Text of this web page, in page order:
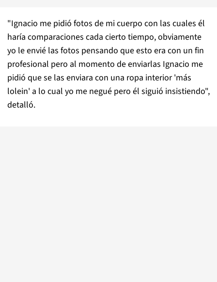
"Ignacio me pidió fotos de mi cuerpo con las cuales él
haría comparaciones cada cierto tiempo, obviamente
yo le envié las fotos pensando que esto era con un fin
profesional pero al momento de enviarlas Ignacio me
pidió que se las enviara con una ropa interior 'más
lolein' a lo cual yo me negué pero él siguió insistiendo",
detalló.